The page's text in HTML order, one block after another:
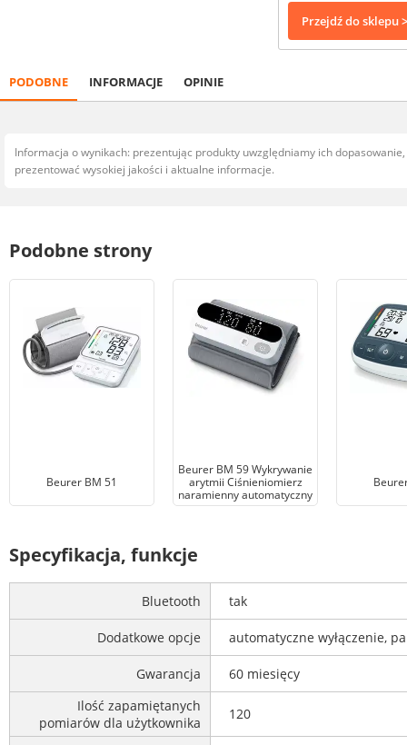
Przejdź do sklepu >
PODOBNE INFORMACJE OPINIE
Informacja o wynikach: prezentując produkty uwzględniamy ich
prezentować wysokiej jakości i aktualne informacje.
Podobne strony
Beurer BM 51
Beurer BM 59 Wykrywanie
arytmii Ciśnieniomierz
naramienny automatyczny
Specyfikacja, funkcje
Bluetooth tak
Dodatkowe opcje automatyczne wyłączenie,
Gwarancja
60 miesięcy
Ilość zapamiętanych
pomiarów dla użytkownika
120